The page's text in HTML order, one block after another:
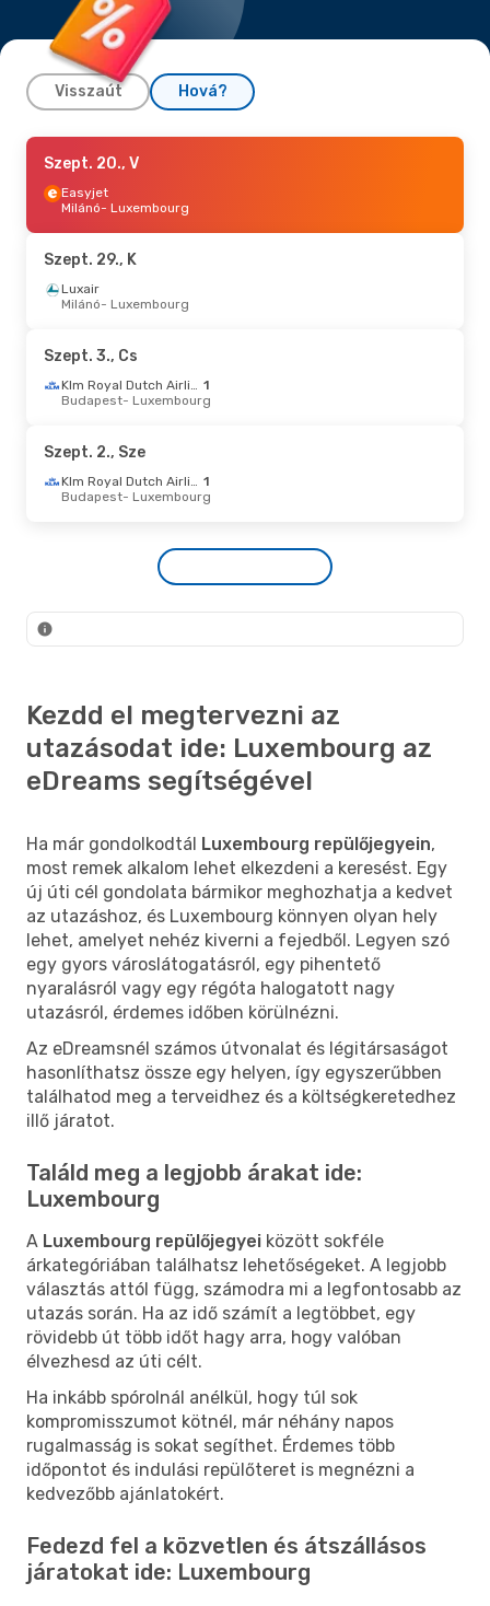
Visszaút Hová?
Szept. 17., Cs
Volotea
Nizza- Luxembourg
Luxembourg- Nizza
Szept. 4., P
Lufthansa1
Luxembourg
British Airways
London- Luxembourg
British Airways
Luxembourg - London
- Nov. 2., H
- Luxembourg
Szept. 20., V
Easyjet
Milánó- Luxembourg
Szept. 29., K
Luxair
Milánó- Luxembourg
Szept. 3., Cs
Klm Royal Dutch Airlines 1
Budapest- Luxembourg
Szept. 2., Sze
Klm Royal Dutch Airlines 1
Budapest- Luxembourg
Kezdd el megtervezni az
utazásodat ide: Luxembourg az
eDreams segítségével
Ha már gondolkodtál Luxembourg repülőjegyein,
most remek alkalom lehet elkezdeni a keresést. Egy
új úti cél gondolata bármikor meghozhatja a kedvet
az utazáshoz, és Luxembourg könnyen olyan hely
lehet, amelyet nehéz kiverni a fejedből. Legyen szó
egy gyors városlátogatásról, egy pihentető
nyaralásról vagy egy régóta halogatott nagy
utazásról, érdemes időben körülnézni.
Az eDreamsnél számos útvonalat és légitársaságot
hasonlíthatsz össze egy helyen, így egyszerűbben
találhatod meg a terveidhez és a költségkeretedhez
illő járatot.
Találd meg a legjobb árakat ide:
Luxembourg
A Luxembourg repülőjegyei között sokféle
árkategóriában találhatsz lehetőségeket. A legjobb
választás attól függ, számodra mi a legfontosabb az
utazás során. Ha az idő számít a legtöbbet, egy
rövidebb út több időt hagy arra, hogy valóban
élvezhesd az úti célt.
Ha inkább spórolnál anélkül, hogy túl sok
kompromisszumot kötnél, már néhány napos
rugalmasság is sokat segíthet. Érdemes több
időpontot és indulási repülőteret is megnézni a
kedvezőbb ajánlatokért.
Fedezd fel a közvetlen és átszállásos
járatokat ide: Luxembourg